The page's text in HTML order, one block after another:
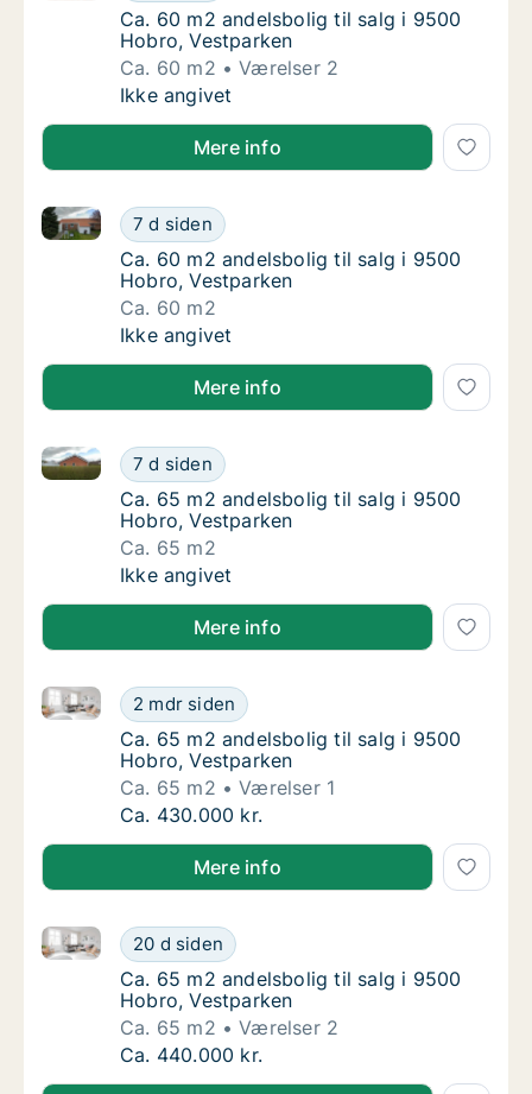
Ca. 60 m2 andelsbolig til salg i 9500
Ca. 60 m2 andelsbolig til salg i 9500
Hobro, Vestparken
Ca. 60 m2
Værelser 2
Ca. 60 m2 andelsbolig til salg i 9500
Ikke angivet
Mere info
Ca. 60 m2 andelsbolig til salg i 9500
7 d siden
Ca. 60 m2 andelsbolig til salg i 9500 Hobro,
Ca. 60 m2 andelsbolig til salg i 9500
Ca. 60 m2 andelsbolig til salg i 9500
Hobro, Vestparken
Ca. 60 m2
Ca. 60 m2 andelsbolig til salg i 9500
Ikke angivet
Mere info
Ca. 65 m2 andelsbolig til salg i 9500
7 d siden
Ca. 65 m2 andelsbolig til salg i 9500 Hobro,
Ca. 65 m2 andelsbolig til salg i 9500
Ca. 65 m2 andelsbolig til salg i 9500
Hobro, Vestparken
Ca. 65 m2
Ca. 65 m2 andelsbolig til salg i 9500
Ikke angivet
Mere info
Ca. 65 m2 andelsbolig til salg i 9500
2 mdr siden
Ca. 65 m2 andelsbolig til salg i 9500 Hobro,
Ca. 65 m2 andelsbolig til salg i 9500
Ca. 65 m2 andelsbolig til salg i 9500
Hobro, Vestparken
Ca. 65 m2
Værelser 1
Ca. 65 m2 andelsbolig til salg i 9500
Ca. 430.000 kr.
Mere info
Ca. 65 m2 andelsbolig til salg i 9500
20 d siden
Ca. 65 m2 andelsbolig til salg i 9500 Hobro,
Ca. 65 m2 andelsbolig til salg i 9500
Ca. 65 m2 andelsbolig til salg i 9500
Hobro, Vestparken
Ca. 65 m2
Værelser 2
Ca. 65 m2 andelsbolig til salg i 9500
Ca. 440.000 kr.